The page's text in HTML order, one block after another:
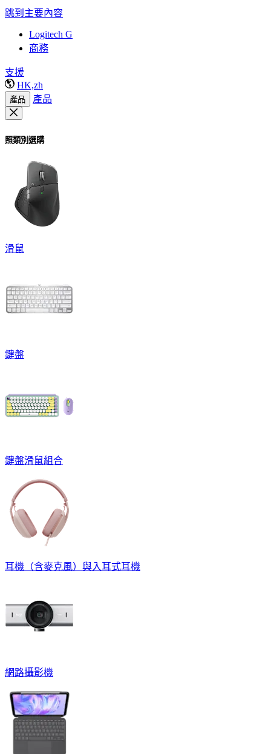
跳到主要內容
Logitech G
商務
支援
HK,zh
產品 產品
照類別選購
滑鼠
鍵盤
鍵盤滑鼠組合
耳機（含麥克風）與入耳式耳機
網路攝影機